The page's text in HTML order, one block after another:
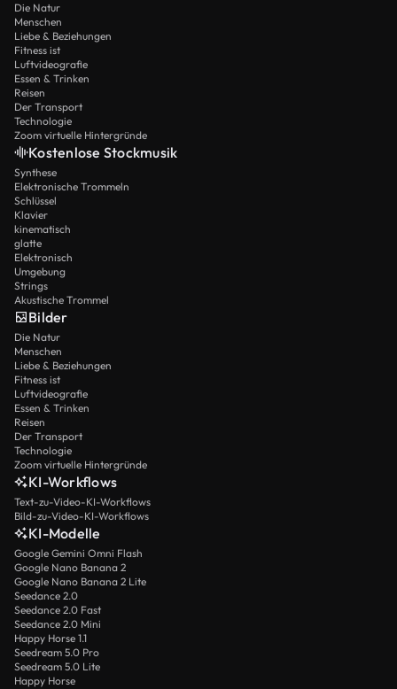
Die Natur
Menschen
Liebe & Beziehungen
Fitness ist
Luftvideografie
Essen & Trinken
Reisen
Der Transport
Technologie
Zoom virtuelle Hintergründe
Kostenlose Stockmusik
Synthese
Elektronische Trommeln
Schlüssel
Klavier
kinematisch
glatte
Elektronisch
Umgebung
Strings
Akustische Trommel
Bilder
Die Natur
Menschen
Liebe & Beziehungen
Fitness ist
Luftvideografie
Essen & Trinken
Reisen
Der Transport
Technologie
Zoom virtuelle Hintergründe
KI-Workflows
Text-zu-Video-KI-Workflows
Bild-zu-Video-KI-Workflows
KI-Modelle
Google Gemini Omni Flash
Google Nano Banana 2
Google Nano Banana 2 Lite
Seedance 2.0
Seedance 2.0 Fast
Seedance 2.0 Mini
Happy Horse 1.1
Seedream 5.0 Pro
Seedream 5.0 Lite
Happy Horse